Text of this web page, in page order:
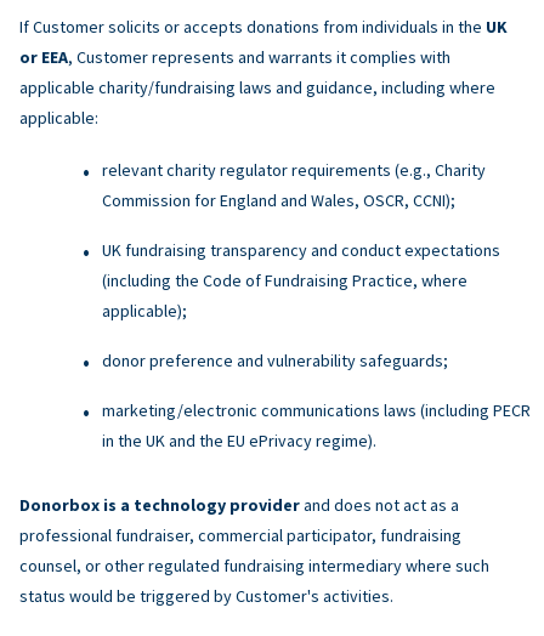
If Customer solicits or accepts donations from individuals in the UK
or EEA, Customer represents and warrants it complies with
applicable charity/fundraising laws and guidance, including where
applicable:
relevant charity regulator requirements (e.g., Charity
Commission for England and Wales, OSCR, CCNI);
UK fundraising transparency and conduct expectations
(including the Code of Fundraising Practice, where
applicable);
donor preference and vulnerability safeguards;
marketing/electronic communications laws (including PECR
in the UK and the EU ePrivacy regime).
Donorbox is a technology providerand does not act as a
professional fundraiser, commercial participator, fundraising
counsel, or other regulated fundraising intermediary where such
status would be triggered by Customer's activities.